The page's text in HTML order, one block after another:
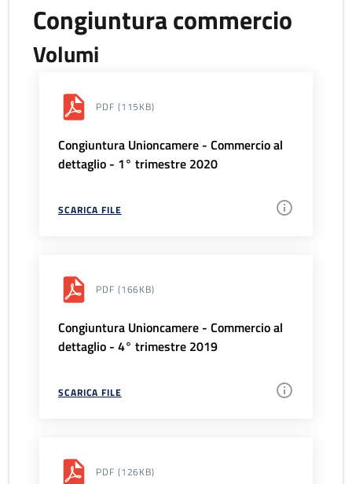
Congiuntura commercio
Volumi
PDF (115KB)
Congiuntura Unioncamere - Commercio al
dettaglio - 1° trimestre 2020
SCARICA FILE
PDF (166KB)
Congiuntura Unioncamere - Commercio al
dettaglio - 4° trimestre 2019
SCARICA FILE
PDF (126KB)